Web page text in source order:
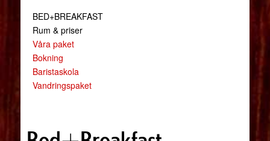
BED+BREAKFAST
Rum & priser
Våra paket
Bokning
Baristaskola
Vandringspaket